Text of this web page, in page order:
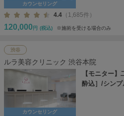
カウンセリング
4.4 （1,685件）
120,000 円 (税込) ※施術を受ける場合のみ
渋谷
ルラ美容クリニック 渋谷本院
カウンセリング
【モニター
酔込］/シン